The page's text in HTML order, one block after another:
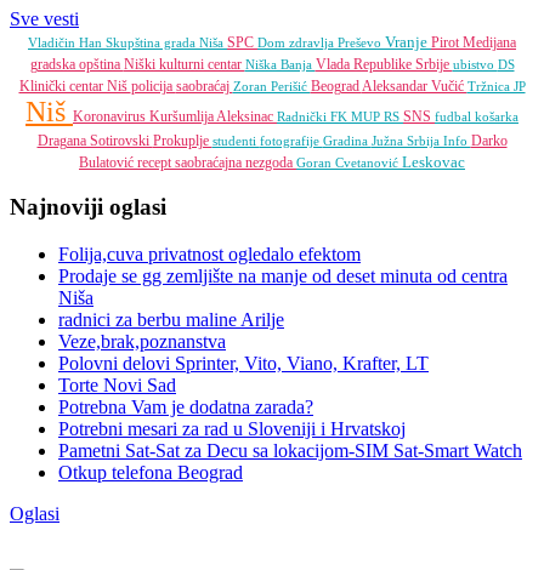
Sve vesti
Vladičin Han Skupština grada Niša SPC Dom zdravlja Preševo Vranje Pirot Medijana
gradska opština Niški kulturni centar Niška Banja Vlada Republike Srbije ubistvo DS
Klinički centar Niš policija saobraćaj Zoran Perišić Beograd Aleksandar Vučić Tržnica JP
Niš Koronavirus Kuršumlija Aleksinac Radnički FK MUP RS SNS fudbal košarka
Dragana Sotirovski Prokuplje studenti fotografije Gradina Južna Srbija Info Darko
Bulatović recept saobraćajna nezgoda Goran Cvetanović Leskovac
Najnoviji oglasi
Folija,cuva privatnost ogledalo efektom
Prodaje se gg zemljište na manje od deset minuta od centra
Niša
radnici za berbu maline Arilje
Veze,brak,poznanstva
Polovni delovi Sprinter, Vito, Viano, Krafter, LT
Torte Novi Sad
Potrebna Vam je dodatna zarada?
Potrebni mesari za rad u Sloveniji i Hrvatskoj
Pametni Sat-Sat za Decu sa lokacijom-SIM Sat-Smart Watch
Otkup telefona Beograd
Oglasi